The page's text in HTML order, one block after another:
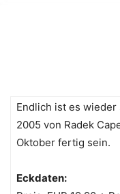
Endlich ist es
2005 von Radek
Oktober fertig sein.
Eckdaten: